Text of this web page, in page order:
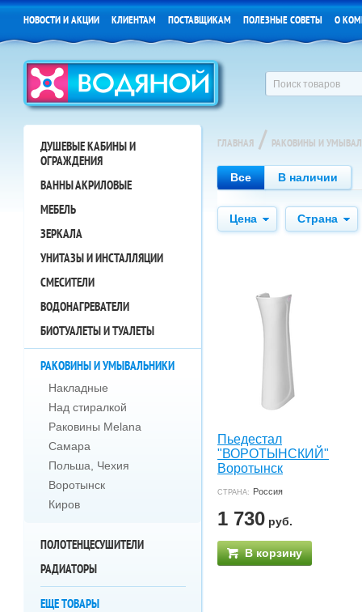
НОВОСТИ И АКЦИИ КЛИЕНТАМ ПОСТАВЩИКАМ ПОЛЕЗНЫЕ СОВЕТЫ О
ДУШЕВЫЕ КАБИНЫ И
ОГРАЖДЕНИЯ
ВАННЫ АКРИЛОВЫЕ
МЕБЕЛЬ
ЗЕРКАЛА
УНИТАЗЫ И ИНСТАЛЛЯЦИИ
СМЕСИТЕЛИ
ВОДОНАГРЕВАТЕЛИ
БИОТУАЛЕТЫ И ТУАЛЕТЫ
РАКОВИНЫ И УМЫВАЛЬНИКИ
Накладные
Над стиралкой
Раковины Melana
Самара
Польша, Чехия
Воротынск
Киров
ПОЛОТЕНЦЕСУШИТЕЛИ
РАДИАТОРЫ
ЕЩЕ ТОВАРЫ
ГЛАВНАЯ / РАКОВИНЫ И
Все В наличии
Цена Страна
Пьедестал
"ВОРОТЫНСКИЙ"
Воротынск
СТРАНА: Россия
1 730 руб.
В корзину